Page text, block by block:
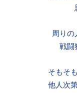
周りの
戦闘
そもそ
他人次